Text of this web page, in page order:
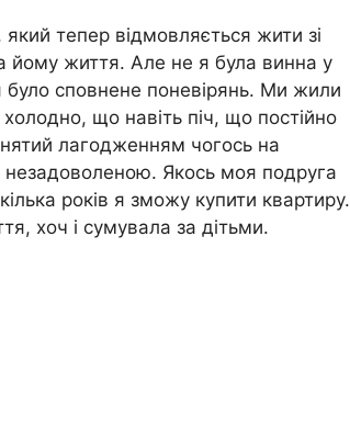
тепер відмовляється жити зі
йому життя. Але не я була винна у
сповнене поневірянь. Ми жили
що навіть піч, що постійно
лагодженням чогось на
незадоволеною. Якось моя подруга
років я зможу купити квартиру.
хоч і сумувала за дітьми.